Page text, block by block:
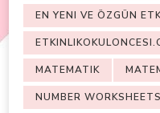
EN YENI VE ÖZGÜN
MATEMATIK
NUMBER WORKSHEETS